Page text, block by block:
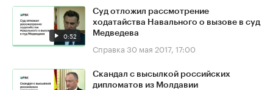
0:52
Суд отложил рассмотрение
ходатайства Навального о вызове в суд
Медведева
Справка 30 мая 2017, 17:00
Скандал с высылкой российских
дипломатов из Молдавии